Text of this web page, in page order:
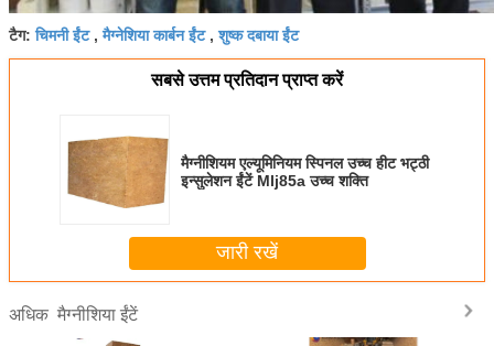
टैग:चिमनी ईंट,मैग्नेशिया कार्बन ईंट,शुष्क दबाया ईंट
सबसे उत्तम प्रतिदान प्राप्त करें
मैग्नीशियम एल्यूमिनियम स्पिनल उच्च हीट भट्ठी
इन्सुलेशन ईंटें Mlj85a उच्च शक्ति
जारी रखें
अधिक मैग्नीशिया ईंटें